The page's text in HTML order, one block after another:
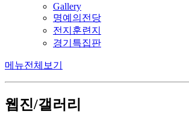
Gallery
명예의전당
전지훈련지
경기특집판
메뉴전체보기
웹진/갤러리